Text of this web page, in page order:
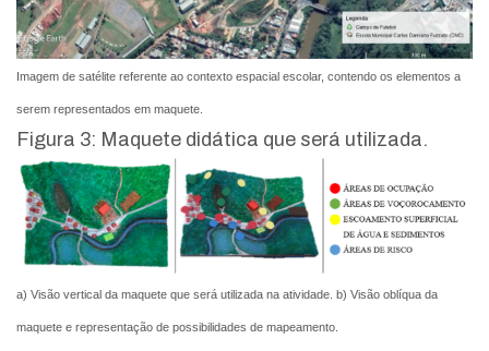
Imagem de satélite referente ao contexto espacial escolar, contendo os elementos a
serem representados em maquete.
Figura 3: Maquete didática que será utilizada.
a) Visão vertical da maquete que será utilizada na atividade. b) Visão oblíqua da
maquete e representação de possibilidades de mapeamento.